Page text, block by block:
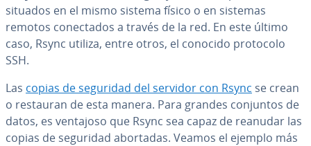
situados en el mismo sistema físico o en sistemas
remotos co­ne­c­ta­dos a través de la red. En este último
caso, Rsync utiliza, entre otros, el conocido protocolo
SSH.
Las copias de seguridad del servidor con Rsync se crean
o restauran de esta manera. Para grandes conjuntos de
datos, es ventajoso que Rsync sea capaz de reanudar las
copias de seguridad abortadas. Veamos el ejemplo más